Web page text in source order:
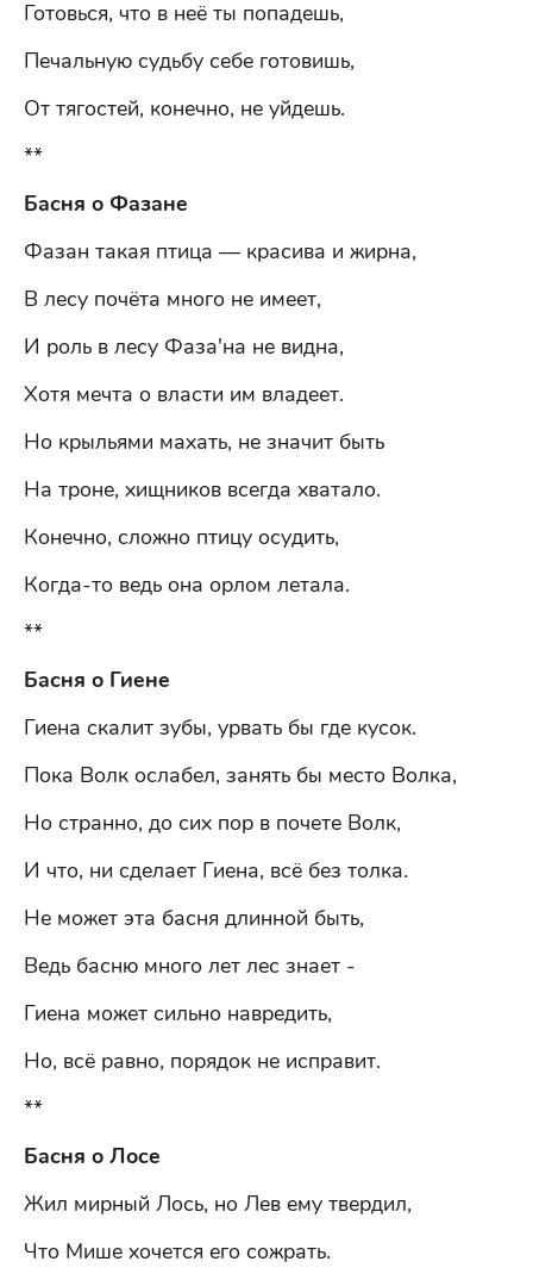
Готовься, что в неё ты попадешь,
Печальную судьбу себе готовишь,
От тягостей, конечно, не уйдешь.
**
Басня о Фазане
Фазан такая птица — красива и жирна,
В лесу почёта много не имеет,
И роль в лесу Фаза'на не видна,
Хотя мечта о власти им владеет.
Но крыльями махать, не значит быть
На троне, хищников всегда хватало.
Конечно, сложно птицу осудить,
Когда-то ведь она орлом летала.
**
Басня о Гиене
Гиена скалит зубы, урвать бы где кусок.
Пока Волк ослабел, занять бы место Волка,
Но странно, до сих пор в почете Волк,
И что, ни сделает Гиена, всё без толка.
Не может эта басня длинной быть,
Ведь басню много лет лес знает -
Гиена может сильно навредить,
Но, всё равно, порядок не исправит.
**
Басня о Лосе
Жил мирный Лось, но Лев ему твердил,
Что Мише хочется его сожрать.